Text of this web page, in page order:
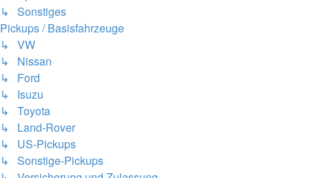
↳ Sonstiges
Pickups / Basisfahrzeuge
↳ VW
↳ Nissan
↳ Ford
↳ Isuzu
↳ Toyota
↳ Land-Rover
↳ US-Pickups
↳ Sonstige-Pickups